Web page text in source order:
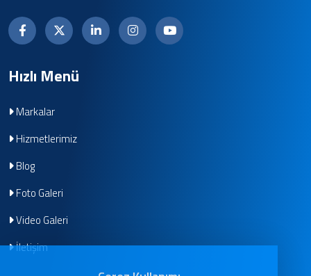
Hızlı Menü
Markalar
Hizmetlerimiz
Blog
Foto Galeri
Video Galeri
İletişim